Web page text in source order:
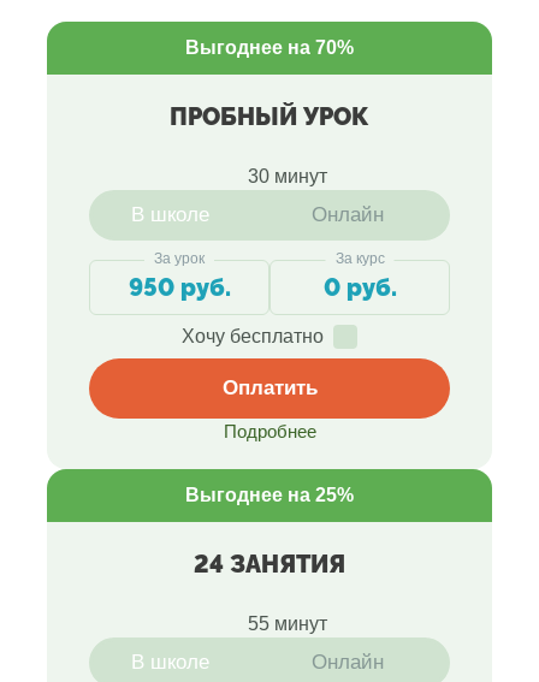
Выгоднее на 70%
ПРОБНЫЙ УРОК
30 минут
В школе Онлайн
За урок
950 руб.
За курс
0 руб.
Хочу бесплатно
Оплатить
Подробнее
Выгоднее на 25%
24 ЗАНЯТИЯ
55 минут
В школе Онлайн